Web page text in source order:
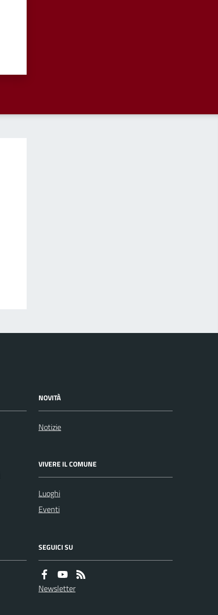
NOVITÀ
Notizie
VIVERE IL COMUNE
Luoghi
Eventi
SEGUICI SU
Newsletter